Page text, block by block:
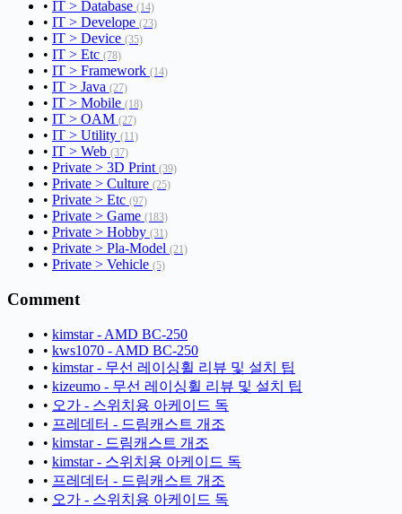
• IT > Database (14)
• IT > Develope (23)
• IT > Device (35)
• IT > Etc (78)
• IT > Framework (14)
• IT > Java (27)
• IT > Mobile (18)
• IT > OAM (27)
• IT > Utility (11)
• IT > Web (37)
• Private > 3D Print (39)
• Private > Culture (25)
• Private > Etc (97)
• Private > Game (183)
• Private > Hobby (31)
• Private > Pla-Model (21)
• Private > Vehicle (5)
Comment
• kimstar - AMD BC-250
• kws1070 - AMD BC-250
• kimstar - 무선 레이싱휠 리뷰 및 설치 팁
• kizeumo - 무선 레이싱휠 리뷰 및 설치 팁
• 오가 - 스위치용 아케이드 독
• 프레데터 - 드림캐스트 개조
• kimstar - 드림캐스트 개조
• kimstar - 스위치용 아케이드 독
• 프레데터 - 드림캐스트 개조
• 오가 - 스위치용 아케이드 독